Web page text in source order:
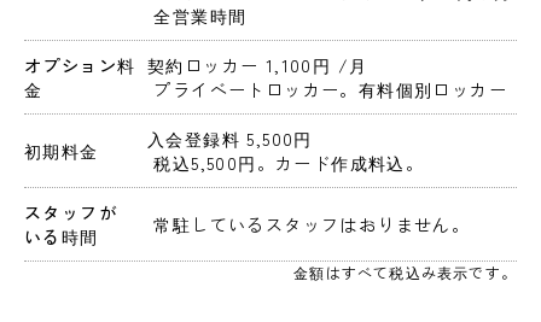
全営業時間
オプション料
金
契約ロッカー 1,100円 /月
プライベートロッカー。有料個別ロッカー
初期料金
入会登録料 5,500円
税込5,500円。カード作成料込。
スタッフが
いる時間
常駐しているスタッフはおりません。
金額はすべて税込み表示です。